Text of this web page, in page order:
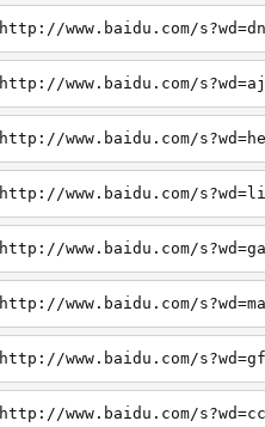
http://www.baidu.com/s?wd=dn
http://www.baidu.com/s?wd=aj
http://www.baidu.com/
http://www.baidu.com/
http://www.baidu.com/
http://www.baidu.com/
http://www.baidu.com/
http://www.baidu.com/